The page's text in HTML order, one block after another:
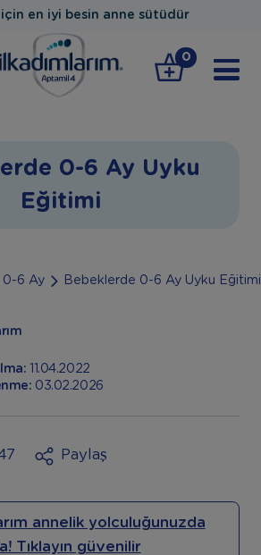
en iyi besin anne sütüdür
0
0-6 Ay Uyku
Eğitimi
0-6 Ay Bebeklerde 0-6 Ay Uyku Eğitimi
11.04.2022
03.02.2026
Paylaş
annelik yolculuğunuzda
Tıklayın güvenilir